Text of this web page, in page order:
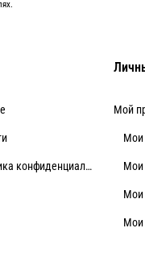
Политика конфиденциальности
Мой
Мои
Мои
Мои
Мои